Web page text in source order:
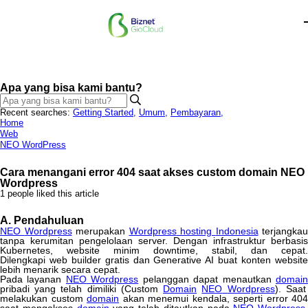
Apa yang bisa kami bantu?
Recent searches: Getting Started, Umum, Pembayaran,
Home
Web
NEO WordPress
Cara menangani error 404 saat akses custom domain NEO
Wordpress
1 people liked this article
A. Pendahuluan
NEO Wordpress merupakan Wordpress hosting Indonesia terjangkau
tanpa
kerumitan pengelolaan server. Dengan infrastruktur berbasis
Kubernetes
website minim downtime stabil dan cepat
Dilengkapi web builder gratis dan Generative AI buat konten website
lebih menarik secara cepat
Pada layanan NEO Wordpress pelanggan dapat menautkan domain
pribadi yang telah dimiliki (Custom Domain NEO Wordpress)
Saat
melakukan custom domain akan menemui kendala seperti error 404